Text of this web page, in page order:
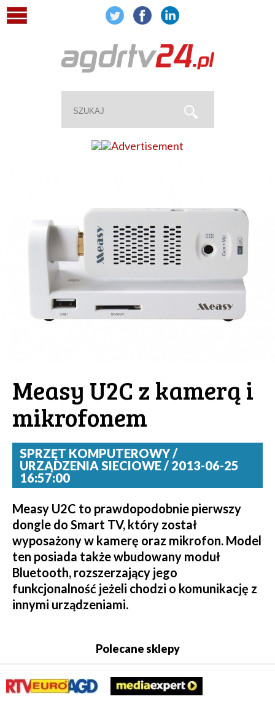
Measy U2C z kamerą i
mikrofonem
SPRZĘT KOMPUTEROWY /
URZĄDZENIA SIECIOWE / 2013-06-25
16:57:00
Measy U2C to prawdopodobnie pierwszy
dongle do Smart TV, który został
wyposażony w kamerę oraz mikrofon. Model
ten posiada także wbudowany moduł
Bluetooth, rozszerzający jego
funkcjonalność jeżeli chodzi o komunikację z
innymi urządzeniami.
Polecane sklepy